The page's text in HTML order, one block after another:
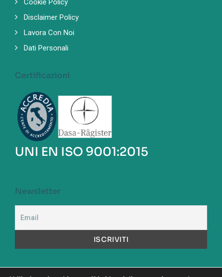
Cookie Policy
Disclaimer Policy
Lavora Con Noi
Dati Personali
Certificazioni
UNI EN ISO 9001:2015
Newsletter